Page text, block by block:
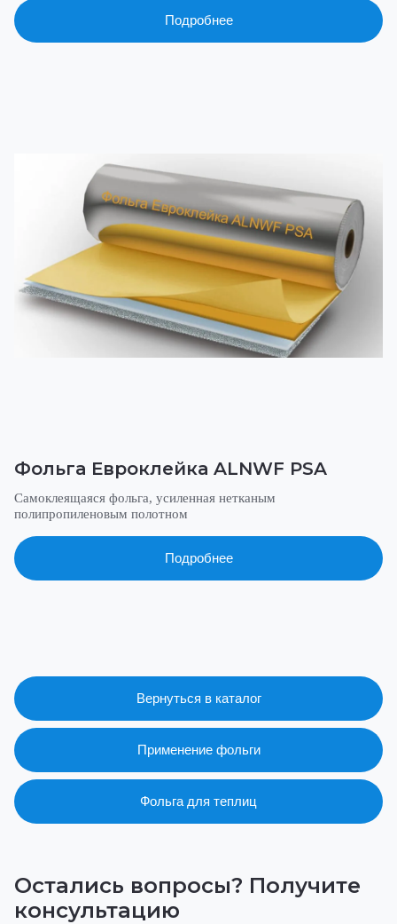
Подробнее
Фольга Евроклейка ALNWF PSA
Самоклеящаяся фольга, усиленная нетканым
полипропиленовым полотном
Подробнее
Вернуться в каталог
Применение фольги
Фольга для теплиц
Остались вопросы? Получитe
консультацию